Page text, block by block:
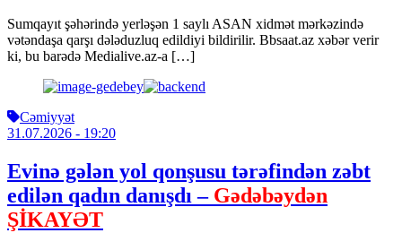
Sumqayıt şəhərində yerləşən 1 saylı ASAN xidmət mərkəzində
vətəndaşa qarşı dələduzluq edildiyi bildirilir. Bbsaat.az xəbər verir
ki, bu barədə Medialive.az-a […]
Cəmiyyət
31.07.2026 - 19:20
Evinə gələn yol qonşusu tərəfindən zəbt
edilən qadın danışdı – Gədəbəydən
ŞİKAYƏT